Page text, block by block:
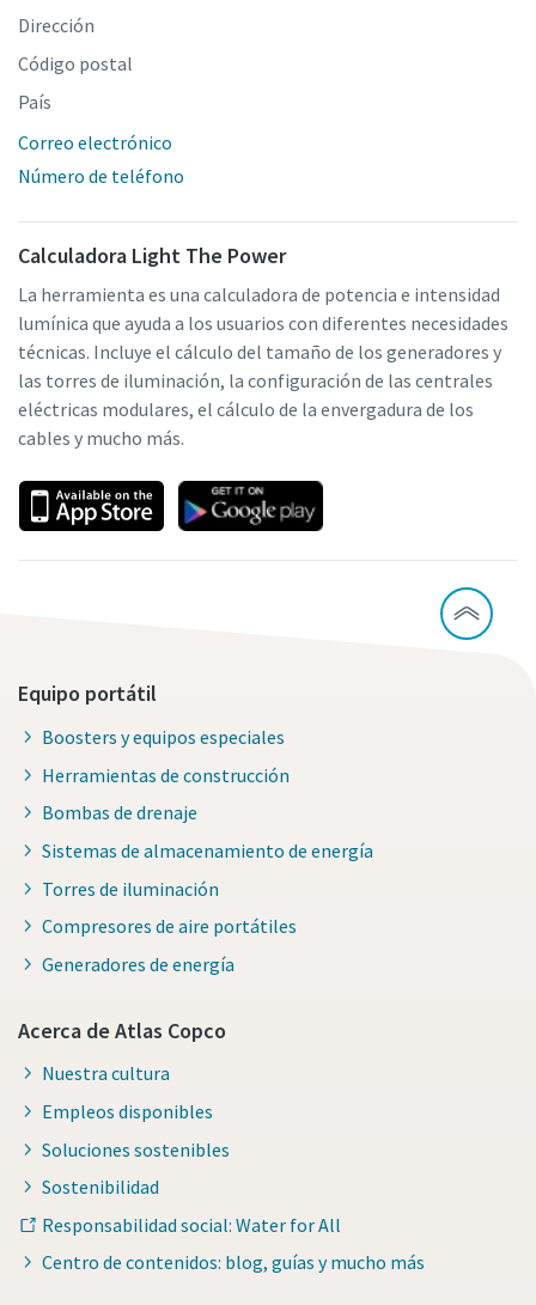
Dirección
Código postal
País
Correo electrónico
Número de teléfono
Calculadora Light The Power
La herramienta es una calculadora de potencia e intensidad
lumínica que ayuda a los usuarios con diferentes necesidades
técnicas. Incluye el cálculo del tamaño de los generadores y
las torres de iluminación, la configuración de las centrales
eléctricas modulares, el cálculo de la envergadura de los
cables y mucho más.
Equipo portátil
Boosters y equipos especiales
Herramientas de construcción
Bombas de drenaje
Sistemas de almacenamiento de energía
Torres de iluminación
Compresores de aire portátiles
Generadores de energía
Acerca de Atlas Copco
Nuestra cultura
Empleos disponibles
Soluciones sostenibles
Sostenibilidad
Responsabilidad social: Water for All
Centro de contenidos: blog, guías y mucho más